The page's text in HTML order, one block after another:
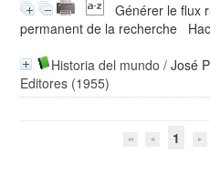
Générer le flux
permanent de la recherche
Historia del mundo /José
Editores (1955)
1